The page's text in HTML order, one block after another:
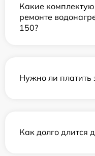
Какие
ремонте
150?
Нужно ли платить
Как долго длится